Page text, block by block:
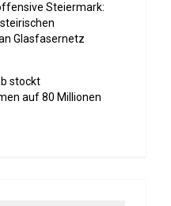
Steiermark:
Glasfasernetz
stockt
auf 80 Millionen